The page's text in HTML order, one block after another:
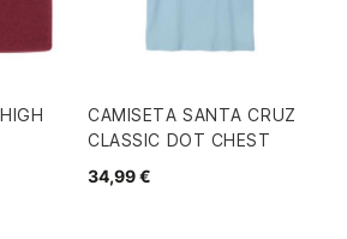
CAMISETA SANTA CRUZ
CLASSIC DOT CHEST
34,99 €